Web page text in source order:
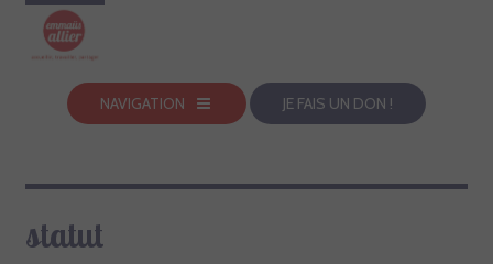
NAVIGATION JE FAIS UN DON !
statut